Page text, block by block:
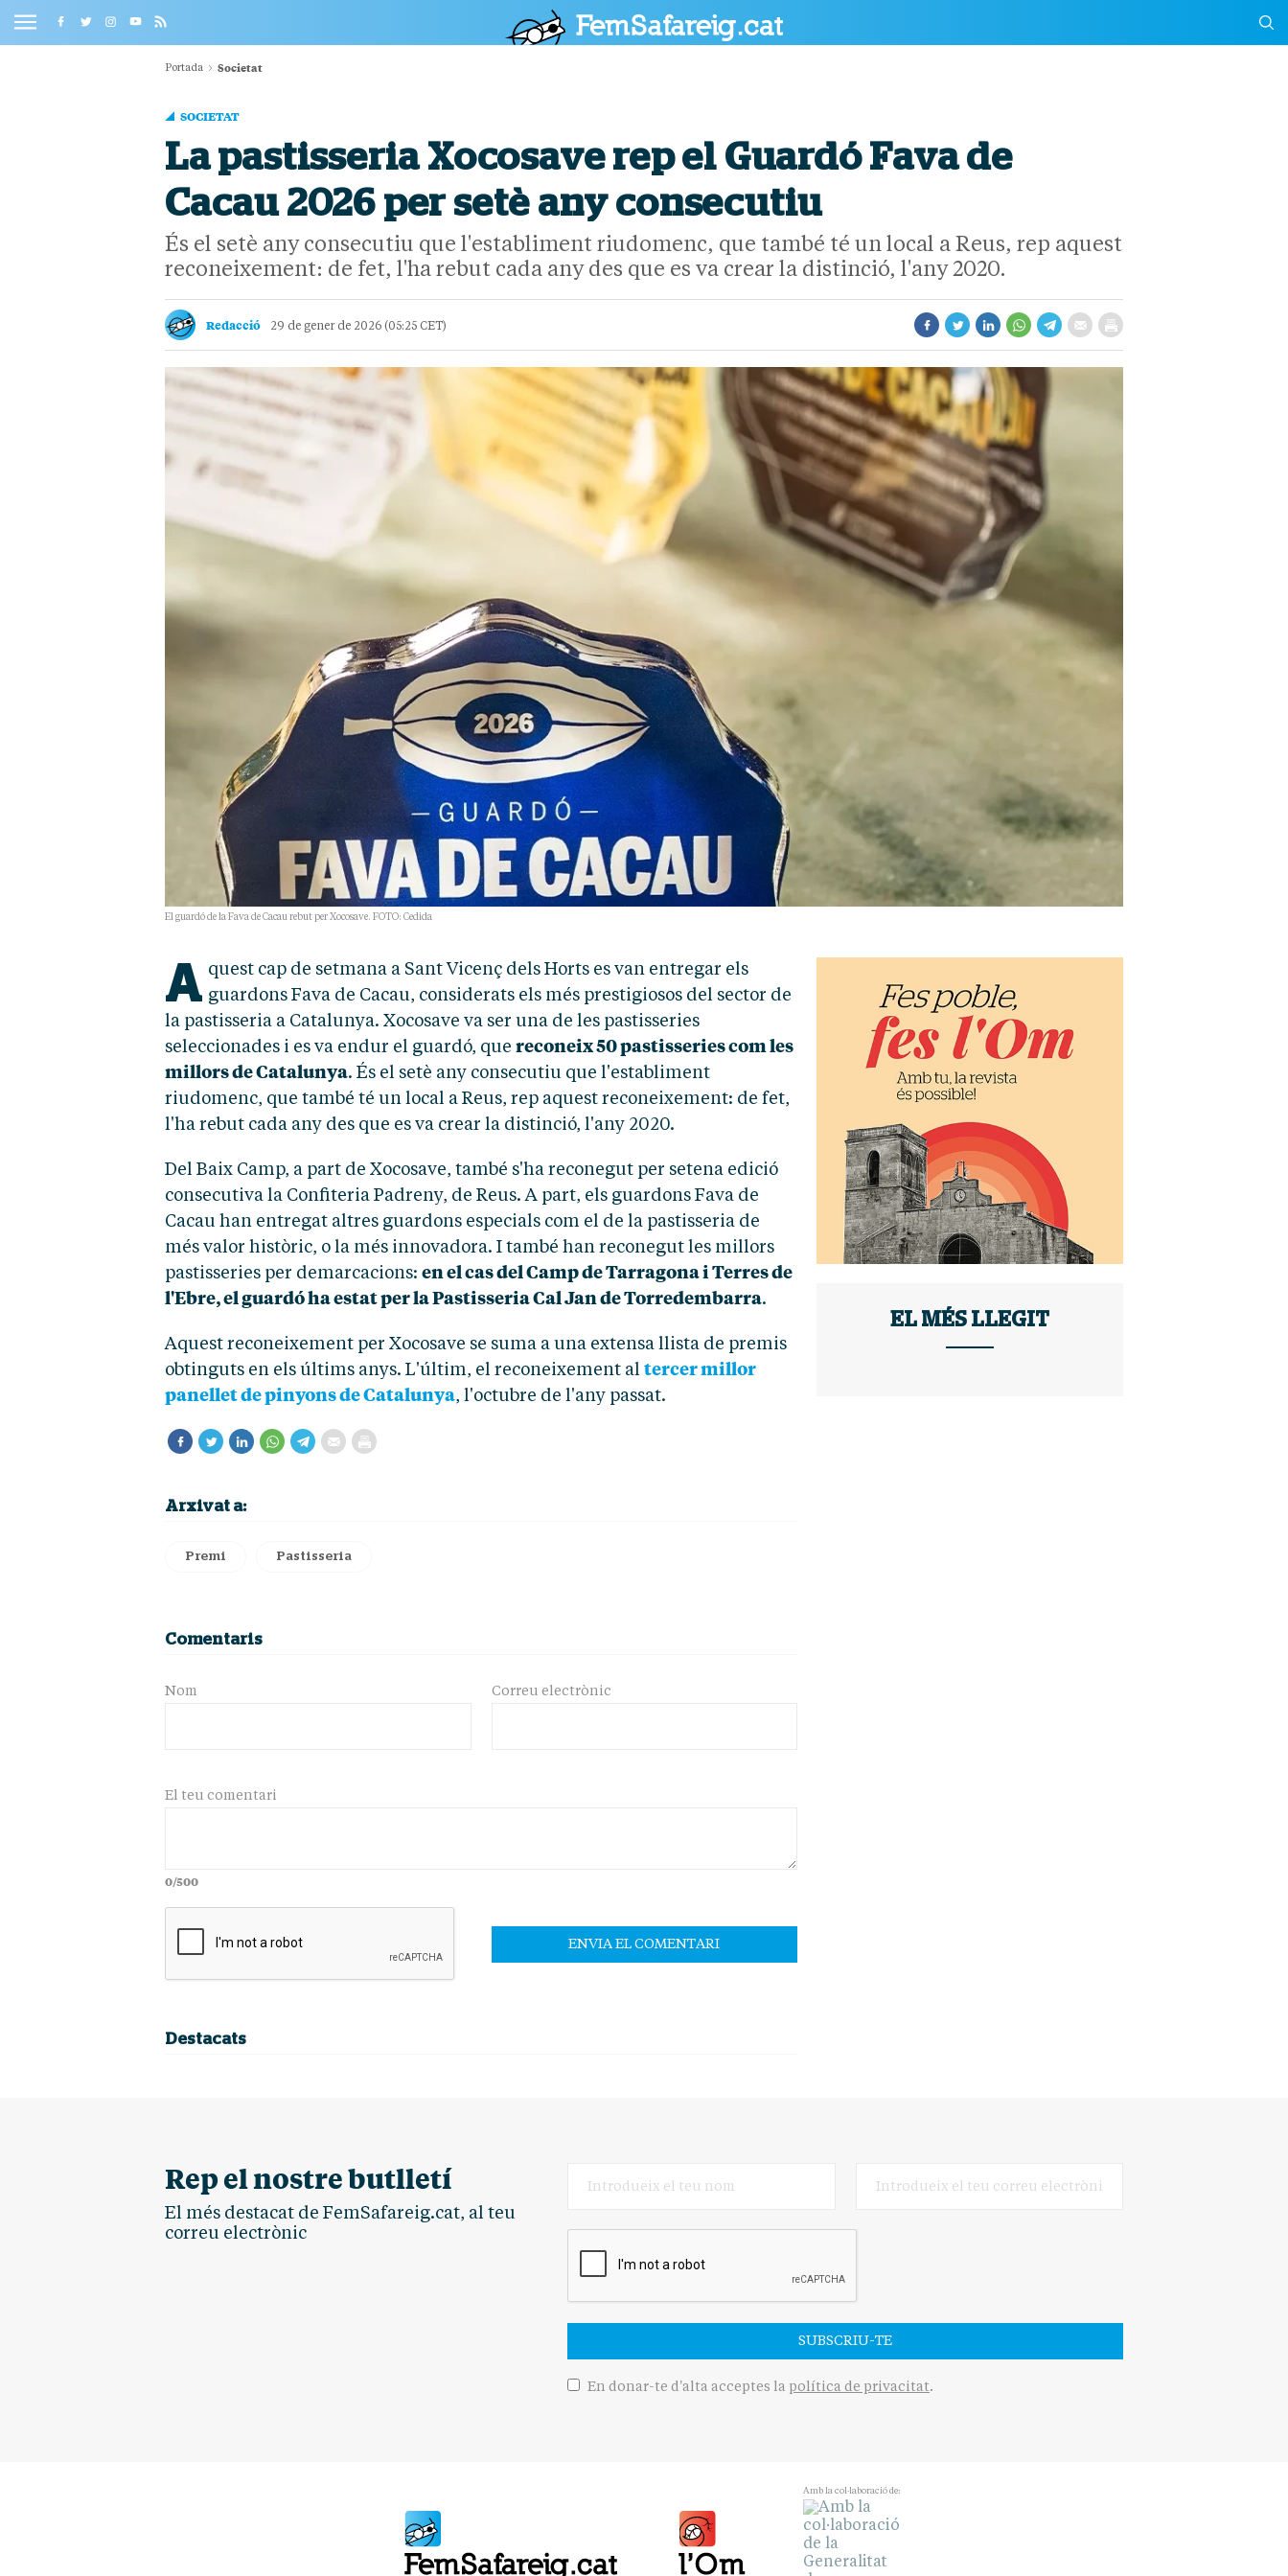
Portada Societat
SOCIETAT
La pastisseria Xocosave rep el Guardó Fava de
Cacau 2026 per setè any consecutiu
És el setè any consecutiu que l'establiment riudomenc, que també té un local a Reus, rep aquest
reconeixement: de fet, l'ha rebut cada any des que es va crear la distinció, l'any 2020.
Redacció 29 de gener de 2026 (05:25 CET)
El guardó de la Fava de Cacau rebut per Xocosave. FOTO: Cedida
A quest cap de setmana a Sant Vicenç dels Horts es van entregar els
guardons Fava de Cacau, considerats els més prestigiosos del sector de
la pastisseria a Catalunya. Xocosave va ser una de les pastisseries
seleccionades i es va endur el guardó, que reconeix 50 pastisseries com les
millors de Catalunya. És el setè any consecutiu que l'establiment
riudomenc, que també té un local a Reus, rep aquest reconeixement: de fet,
l'ha rebut cada any des que es va crear la distinció, l'any 2020.
Del Baix Camp, a part de Xocosave, també s'ha reconegut per setena edició
consecutiva la Confiteria Padreny, de Reus. A part, els guardons Fava de
Cacau han entregat altres guardons especials com el de la pastisseria de
més valor històric, o la més innovadora. I també han reconegut les millors
pastisseries per demarcacions: en el cas del Camp de Tarragona i Terres de
l'Ebre, el guardó ha estat per la Pastisseria Cal Jan de Torredembarra.
Aquest reconeixement per Xocosave se suma a una extensa llista de premis
obtinguts en els últims anys. L'últim, el reconeixement al tercer millor
panellet de pinyons de Catalunya, l'octubre de l'any passat.
Arxivat a:
Premi Pastisseria
Comentaris
Nom Correu electrònic
El teu comentari
0/500
Destacats
EL MÉS LLEGIT
Rep el nostre butlletí
El més destacat de FemSafareig.cat, al teu
correu electrònic
SUBSCRIU-TE
En donar-te d'alta acceptes la política de privacitat.
Amb la col·laboració de: